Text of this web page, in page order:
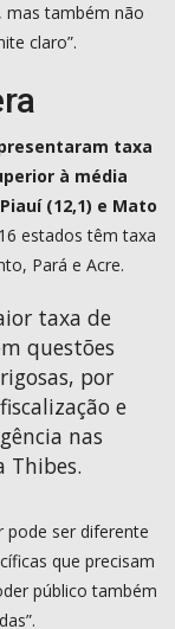
mas também não
claro”.
taxa
à média
(12,1) e Mato
estados têm taxa
Pará e Acre.
taxa de
questões
por
e
nas
Thibes.
pode ser diferente
que precisam
público também